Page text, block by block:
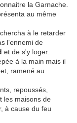
la Garnache.
au même
à le retarder
l'ennemi de
et de s'y loger.
à la main mais il
ramené au
repoussés,
les maisons de
à cause du feu